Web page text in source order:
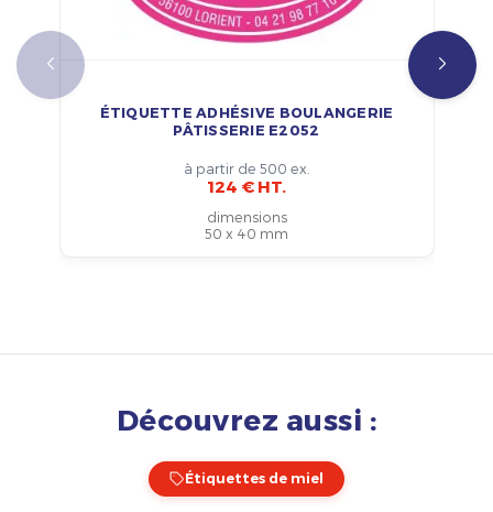
ÉTIQUETTE ADHÉSIVE BOULANGERIE
PÂTISSERIE E2052
à partir de 500 ex.
124 € HT.
dimensions
50 x 40 mm
Découvrez aussi :
Étiquettes de miel